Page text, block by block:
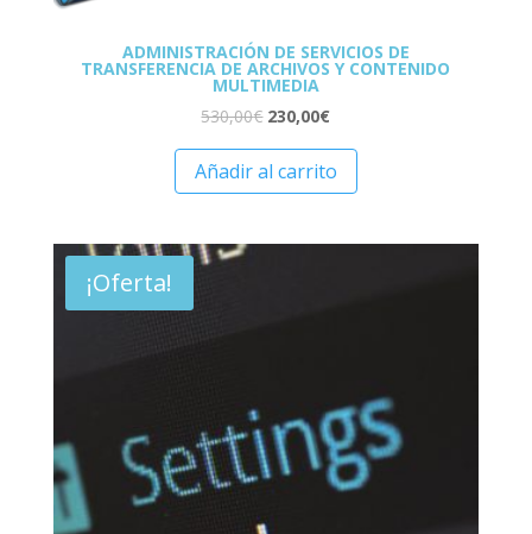
ADMINISTRACIÓN DE SERVICIOS DE
TRANSFERENCIA DE ARCHIVOS Y CONTENIDO
MULTIMEDIA
530,00€ 230,00€
Añadir al carrito
¡Oferta!